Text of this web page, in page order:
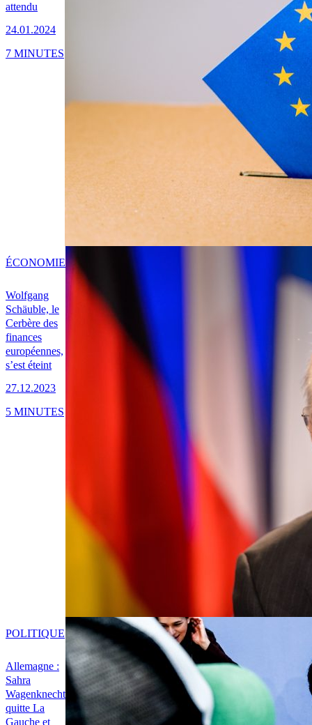
attendu
24.01.2024
7 MINUTES
Wolfgang
Schäuble, le
Cerbère des
finances
européennes,
s’est éteint
27.12.2023
ÉCONOMIE
5 MINUTES
Allemagne :
Sahra
Wagenknecht
quitte La
Gauche et
POLITIQUE